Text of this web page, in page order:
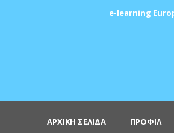
e-learning
ΑΡΧΙΚΗ ΣΕΛΙΔΑ ΠΡΟΦΙΛ